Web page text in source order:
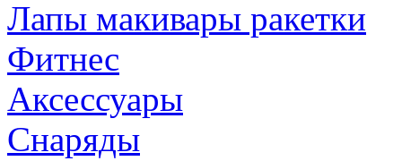
Лапы макивары ракетки
Фитнес
Аксессуары
Снаряды